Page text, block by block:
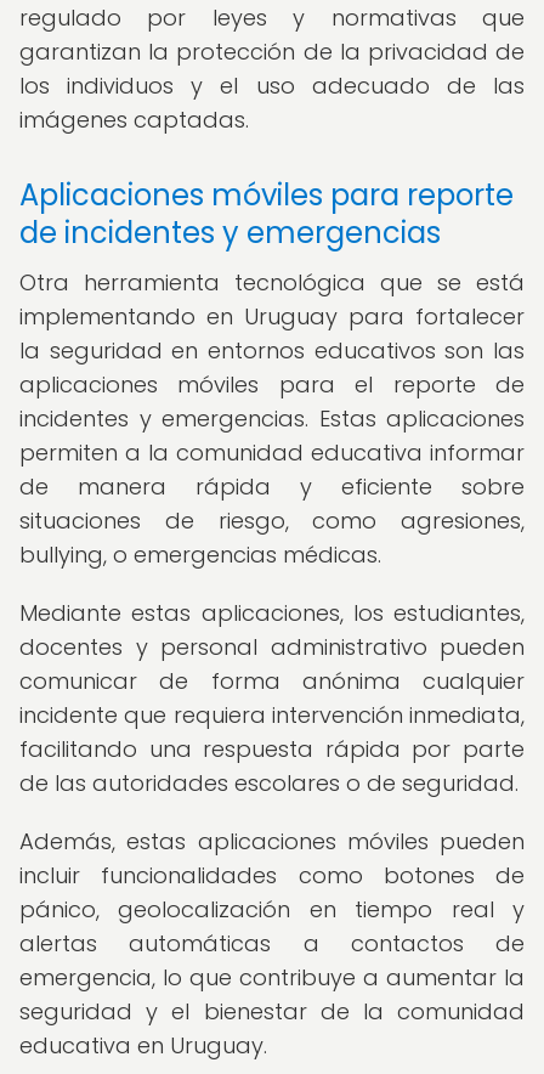
regulado por leyes y normativas que
garantizan la protección de la privacidad de
los individuos y el uso adecuado de las
imágenes captadas.
Aplicaciones móviles para reporte
de incidentes y emergencias
Otra herramienta tecnológica que se está
implementando en Uruguay para fortalecer
la seguridad en entornos educativos son las
aplicaciones móviles para el reporte de
incidentes y emergencias. Estas aplicaciones
permiten a la comunidad educativa informar
de manera rápida y eficiente sobre
situaciones de riesgo, como agresiones,
bullying, o emergencias médicas.
Mediante estas aplicaciones, los estudiantes,
docentes y personal administrativo pueden
comunicar de forma anónima cualquier
incidente que requiera intervención inmediata,
facilitando una respuesta rápida por parte
de las autoridades escolares o de seguridad.
Además, estas aplicaciones móviles pueden
incluir funcionalidades como botones de
pánico, geolocalización en tiempo real y
alertas automáticas a contactos de
emergencia, lo que contribuye a aumentar la
seguridad y el bienestar de la comunidad
educativa en Uruguay.